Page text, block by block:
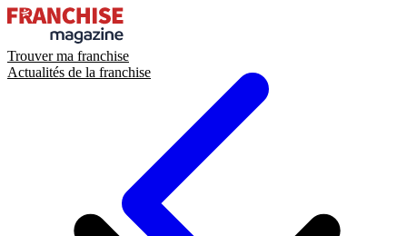
Trouver ma franchise
Actualités de la franchise